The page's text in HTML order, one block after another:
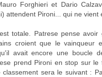
Forghieri et Dario
attendent Pironi... qui ne vient
totale. Patrese pense
croient que le vainqueur
avait encore une boucle
prend Pironi en stop sur le
classement sera le suivant :